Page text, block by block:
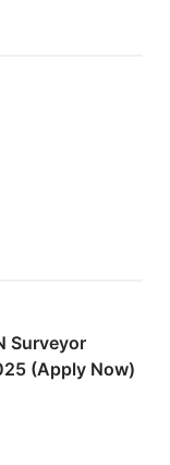
Surveyor
(Apply Now)